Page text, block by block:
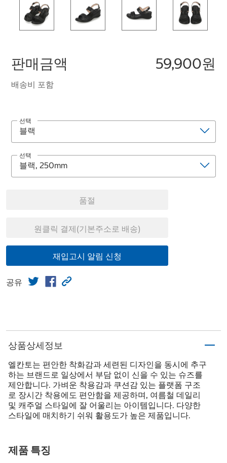
판매금액 59,900원
배송비 포함
선택
선택
품절
원클릭 결제(기본주소로 배송)
재입고시 알림 신청
공유
상품상세정보
엘칸토는 편안한 착화감과 세련된 디자인을 동시에 추구
하는 브랜드로 일상에서 부담 없이 신을 수 있는 슈즈를
제안합니다. 가벼운 착용감과 쿠션감 있는 플랫폼 구조
로 장시간 착용에도 편안함을 제공하며, 여름철 데일리
및 캐주얼 스타일에 잘 어울리는 아이템입니다. 다양한
스타일에 매치하기 쉬워 활용도가 높은 제품입니다.
제품 특징